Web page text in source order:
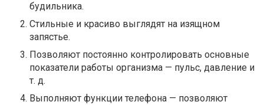
будильника.
Стильные и красиво выглядят на изящном
запястье.
Позволяют постоянно контролировать основные
показатели работы организма — пульс, давление и
т. д.
Выполняют функции телефона — позволяют